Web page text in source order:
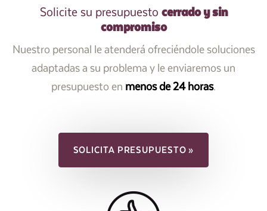
Solicite su presupuesto cerrado y sin
compromiso
Nuestro personal le atenderá ofreciéndole soluciones
adaptadas a su problema y le enviaremos un
presupuesto en menos de 24 horas.
SOLICITA PRESUPUESTO »